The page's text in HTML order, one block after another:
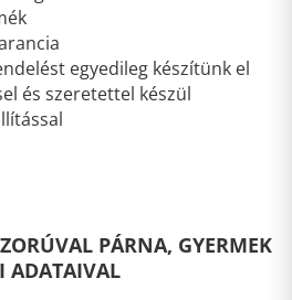
egyedileg készítünk el
és szeretettel készül
PÁRNA, GYERMEK
ADATAIVAL